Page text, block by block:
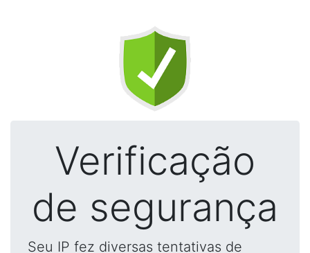
Verificação
de segurança
Seu IP fez diversas tentativas de